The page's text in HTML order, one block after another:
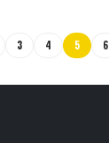
3 4 5 6